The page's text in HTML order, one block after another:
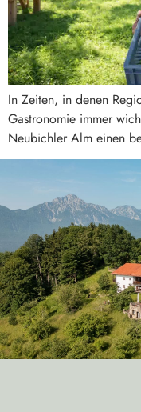
In Zeiten, in denen
Gastronomie immer
Neubichler Alm einen